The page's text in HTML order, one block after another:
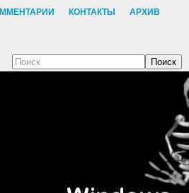
КОНТАКТЫ АРХИВ
Поиск